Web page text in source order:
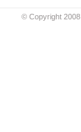
© Copyright 2008